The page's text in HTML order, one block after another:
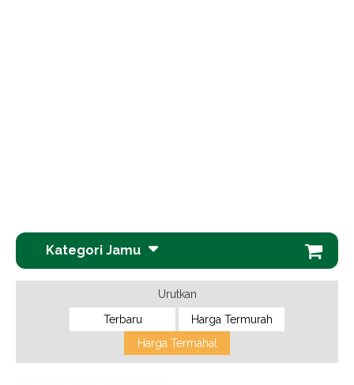
Kategori Jamu
Urutkan
Terbaru
Harga Termurah
Harga Termahal